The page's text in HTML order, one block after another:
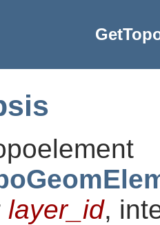
layer_id,